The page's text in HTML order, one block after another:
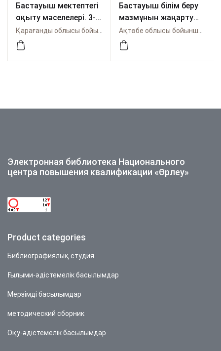
Бастауыш мектептегі
оқыту мәселелері. 3-
шығарылым. Қазақ
тілі пәні бойынша
сабақты жоспарлау
Бастауыш білім беру
мазмұнын жаңарту
жағдайында оқушы
әрекетінің табысты
болу жолдары
Электронная библиотека Национального
центра повышения квалификации «Өрлеу»
Product categories
Библиографиялық студия
Ғылыми-әдістемелік басылымдар
Мерзімді басылымдар
методический сборник
Оқу-әдістемелік басылымдар